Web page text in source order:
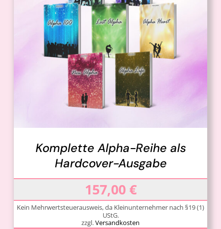
IN DEN WARENKORB DETAILS
Komplette Alpha-Reihe als
Hardcover-Ausgabe
157,00 €
Kein Mehrwertsteuerausweis, da Kleinunternehmer nach §19 (1)
UStG.
zzgl.Versandkosten